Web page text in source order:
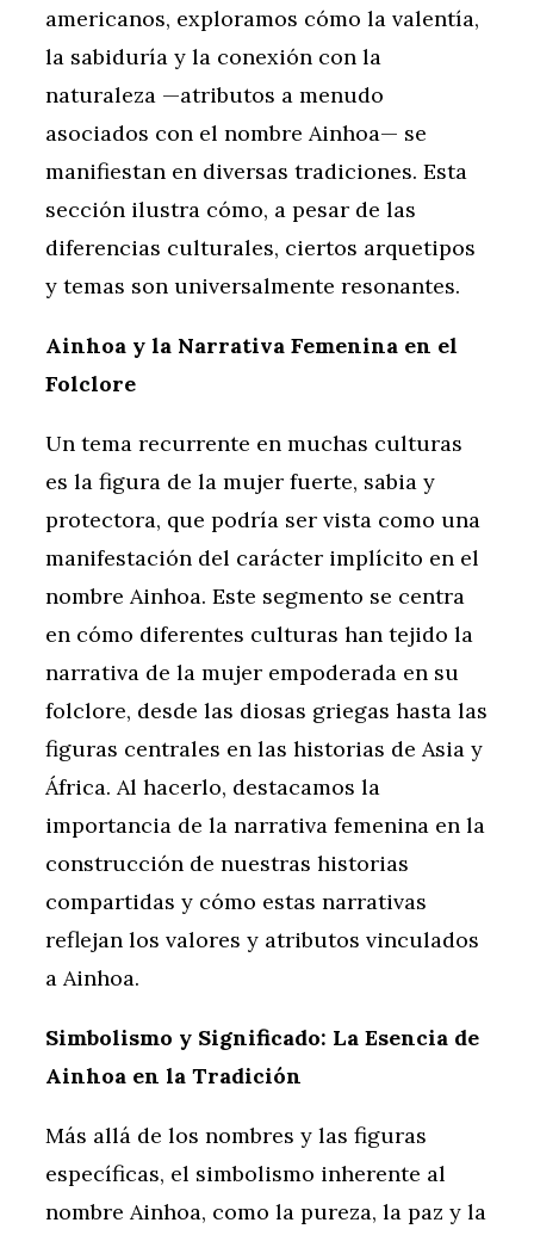
americanos, exploramos cómo la valentía,
la sabiduría y la conexión con la
naturaleza —atributos a menudo
asociados con el nombre Ainhoa— se
manifiestan en diversas tradiciones. Esta
sección ilustra cómo, a pesar de las
diferencias culturales, ciertos arquetipos
y temas son universalmente resonantes.
Ainhoa y la Narrativa Femenina en el
Folclore
Un tema recurrente en muchas culturas
es la figura de la mujer fuerte, sabia y
protectora, que podría ser vista como una
manifestación del carácter implícito en el
nombre Ainhoa. Este segmento se centra
en cómo diferentes culturas han tejido la
narrativa de la mujer empoderada en su
folclore, desde las diosas griegas hasta las
figuras centrales en las historias de Asia y
África. Al hacerlo, destacamos la
importancia de la narrativa femenina en la
construcción de nuestras historias
compartidas y cómo estas narrativas
reflejan los valores y atributos vinculados
a Ainhoa.
Simbolismo y Significado: La Esencia de
Ainhoa en la Tradición
Más allá de los nombres y las figuras
específicas, el simbolismo inherente al
nombre Ainhoa, como la pureza, la paz y la